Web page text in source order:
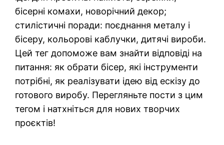
бісерні комахи, новорічний декор;
стилістичні поради: поєднання металу і
бісеру, кольорові каблучки, дитячі вироби.
Цей тег допоможе вам знайти відповіді на
питання: як обрати бісер, які інструменти
потрібні, як реалізувати ідею від ескізу до
готового виробу. Перегляньте пости з цим
тегом і натхніться для нових творчих
проєктів!